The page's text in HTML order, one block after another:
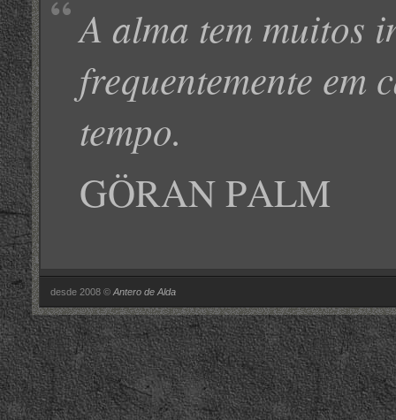
A alma tem muitos
frequentemente em
tempo.
GÖRANPALM
desde 2008 © Antero de Alda